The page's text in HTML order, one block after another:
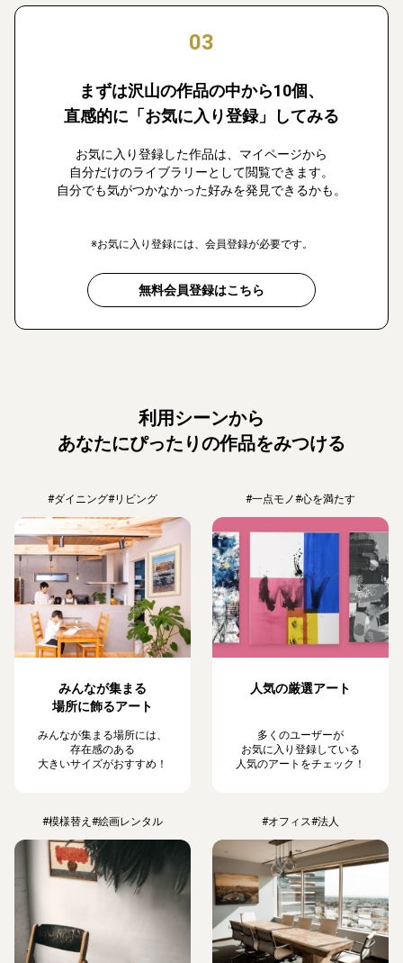
03
まずは沢山の作品の中から10個、
直感的に「お気に入り登録」してみる
お気に入り登録した作品は、マイページから
自分だけのライブラリーとして閲覧できます。
自分でも気がつかなかった好みを発見できるかも。
※お気に入り登録には、会員登録が必要です。
無料会員登録はこちら
利用シーンから
あなたにぴったりの作品をみつける
#ダイニング#リビング
みんなが集まる
場所に飾るアート
みんなが集まる場所には、
存在感のある
大きいサイズがおすすめ！
#一点モノ#心を満たす
人気の厳選アート
多くのユーザーが
お気に入り登録している
人気のアートをチェック！
#模様替え #絵画レンタル #オフィス#法人